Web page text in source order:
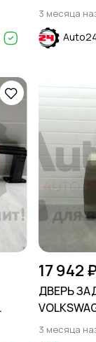
3 месяца
17 942
ДВЕРЬ
3 месяца